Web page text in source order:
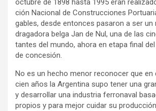
octu­bre de 1898 hasta 1995 eran
ción Nacio­nal de Cons­truc­cio­nes
ga­bles, desde enton­ces pasa­ron a ser un
dra­ga­dora belga Jan de Nul, una de las
tan­tes del mundo, ahora en etapa final
de con­ce­sión.
No es un hecho menor reco­no­cer que en
cien años la Argen­tina supo tener una
y desa­rro­llar una indus­tria ferro­na­val
pro­pios y para mejor cui­dar su